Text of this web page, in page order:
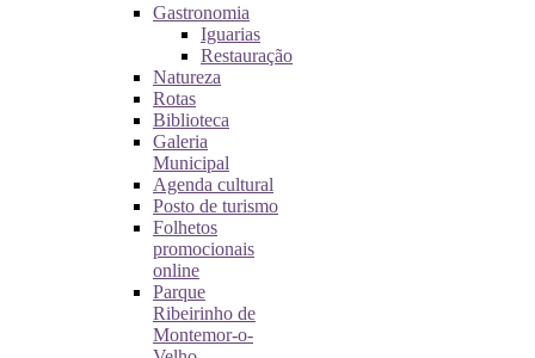
Gastronomia
Iguarias
Restauração
Natureza
Rotas
Biblioteca
Galeria
Municipal
Agenda cultural
Posto de turismo
Folhetos
promocionais
online
Parque
Ribeirinho de
Montemor-o-